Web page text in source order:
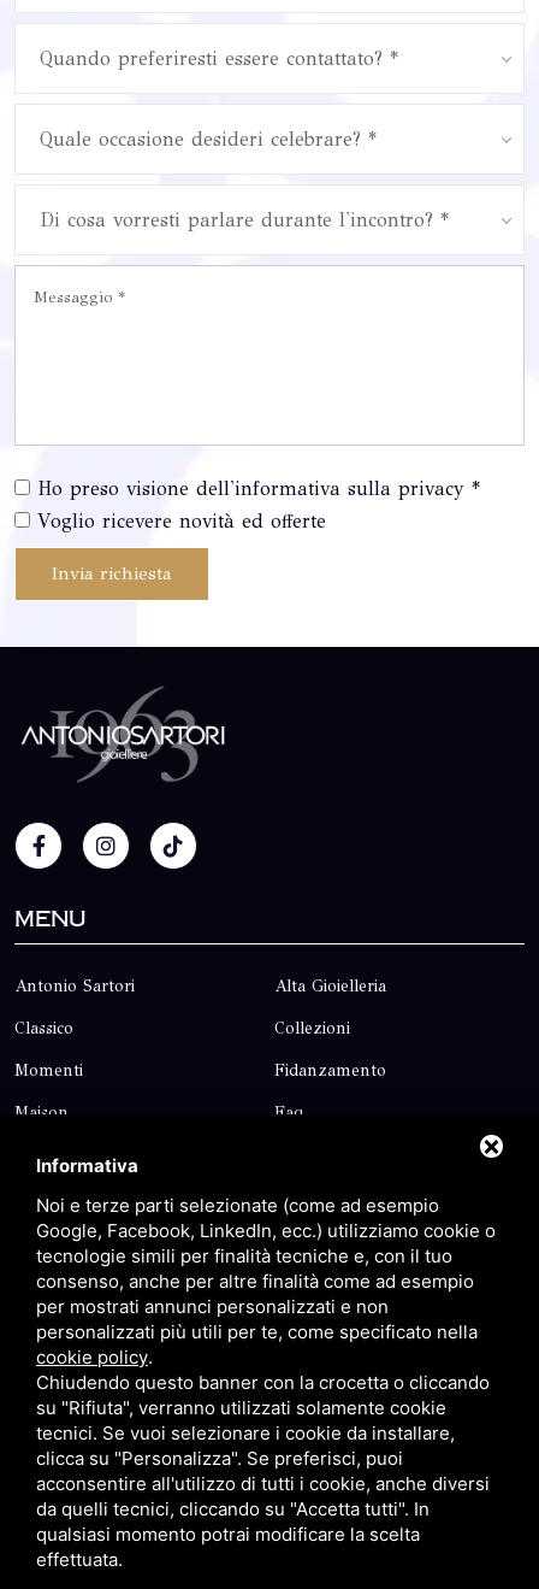
Quando preferiresti essere contattato? *
Quale occasione desideri celebrare? *
Di cosa vorresti parlare durante l'incontro? *
Ho preso visione dell'informativa sulla privacy *
Voglio ricevere novità ed offerte
Invia richiesta
Menu
Antonio Sartori Alta Gioielleria
Classico Collezioni
Momenti Fidanzamento
Maison Faq
Blog
Sitemap Privacy
Contatti
Via Giolitti, 5 - 20025 - Legnano
+39 0331 1542871
+39 334 1291872
info@antoniosartori.com
Whatsapp
Informativa
Noi e terze parti selezionate (come ad esempio
Google, Facebook, LinkedIn, ecc.) utilizziamo cookie o
tecnologie simili per finalità tecniche e, con il tuo
consenso, anche per altre finalità come ad esempio
per mostrati annunci personalizzati e non
personalizzati più utili per te, come specificato nella
cookie policy.
Chiudendo questo banner con la crocetta o cliccando
su "Rifiuta", verranno utilizzati solamente cookie
tecnici. Se vuoi selezionare i cookie da installare,
clicca su "Personalizza". Se preferisci, puoi
acconsentire all'utilizzo di tutti i cookie, anche diversi
da quelli tecnici, cliccando su "Accetta tutti". In
qualsiasi momento potrai modificare la scelta
effettuata.